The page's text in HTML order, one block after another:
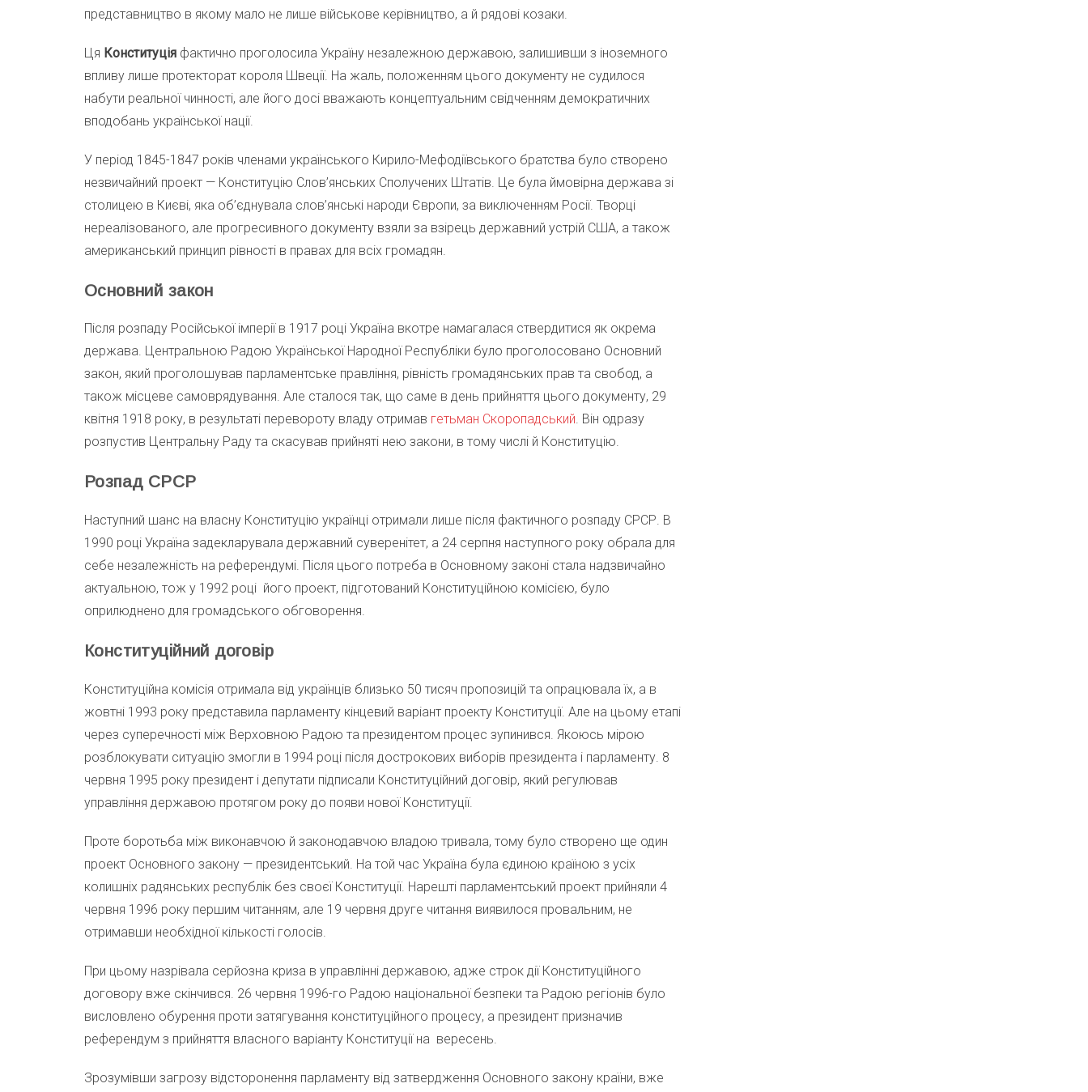
представництво в якому мало не лише військове керівництво, а й рядові козаки.
Ця Конституція фактично проголосила Україну незалежною державою, залишивши з іноземного
впливу лише протекторат короля Швеції. На жаль, положенням цього документу не судилося
набути реальної чинності, але його досі вважають концептуальним свідченням демократичних
вподобань української нації.
У період 1845-1847 років членами українського Кирило-Мефодіївського братства було створено
незвичайний проект — Конституцію Слов’янських Сполучених Штатів. Це була ймовірна держава зі
столицею в Києві, яка об’єднувала слов’янські народи Європи, за виключенням Росії. Творці
нереалізованого, але прогресивного документу взяли за взірець державний устрій США, а також
американський принцип рівності в правах для всіх громадян.
Основний закон
Після розпаду Російської імперії в 1917 році Україна вкотре намагалася ствердитися як окрема
держава. Центральною Радою Української Народної Республіки було проголосовано Основний
закон, який проголошував парламентське правління, рівність громадянських прав та свобод, а
також місцеве самоврядування. Але сталося так, що саме в день прийняття цього документу, 29
квітня 1918 року, в результаті перевороту владу отримав гетьман Скоропадський. Він одразу
розпустив Центральну Раду та скасував прийняті нею закони, в тому числі й Конституцію.
Розпад СРСР
Наступний шанс на власну Конституцію українці отримали лише після фактичного розпаду СРСР. В
1990 році Україна задекларувала державний суверенітет, а 24 серпня наступного року обрала для
себе незалежність на референдумі. Після цього потреба в Основному законі стала надзвичайно
актуальною, тож у 1992 році його проект, підготований Конституційною комісією, було
оприлюднено для громадського обговорення.
Конституційний договір
Конституційна комісія отримала від українців близько 50 тисяч пропозицій та опрацювала їх, а в
жовтні 1993 року представила парламенту кінцевий варіант проекту Конституції. Але на цьому етапі
через суперечності між Верховною Радою та президентом процес зупинився. Якоюсь мірою
розблокувати ситуацію змогли в 1994 році після дострокових виборів президента і парламенту. 8
червня 1995 року президент і депутати підписали Конституційний договір, який регулював
управління державою протягом року до появи нової Конституції.
Проте боротьба між виконавчою й законодавчою владою тривала, тому було створено ще один
проект Основного закону — президентський. На той час Україна була єдиною країною з усіх
колишніх радянських республік без своєї Конституції. Нарешті парламентський проект прийняли 4
червня 1996 року першим читанням, але 19 червня друге читання виявилося провальним, не
отримавши необхідної кількості голосів.
При цьому назрівала серйозна криза в управлінні державою, адже строк дії Конституційного
договору вже скінчився. 26 червня 1996-го Радою національної безпеки та Радою регіонів було
висловлено обурення проти затягування конституційного процесу, а президент призначив
референдум з прийняття власного варіанту Конституції на вересень.
Зрозумівши загрозу відсторонення парламенту від затвердження Основного закону країни, вже